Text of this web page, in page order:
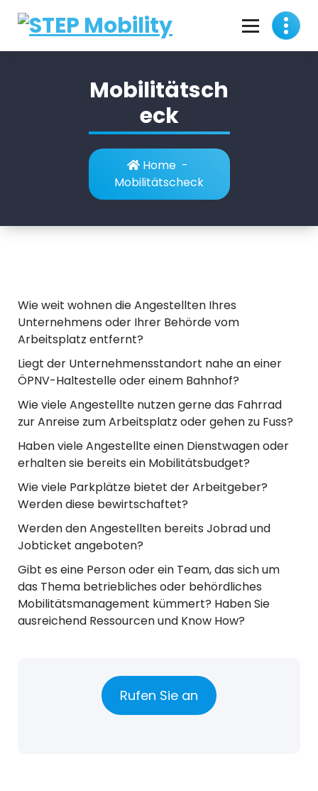
content
Mobilitätsch
eck
Home -
Mobilitätscheck
Wie weit wohnen die Angestellten Ihres
Unternehmens oder Ihrer Behörde vom
Arbeitsplatz entfernt?
Liegt der Unternehmensstandort nahe an einer
ÖPNV-Haltestelle oder einem Bahnhof?
Wie viele Angestellte nutzen gerne das Fahrrad
zur Anreise zum Arbeitsplatz oder gehen zu Fuss?
Haben viele Angestellte einen Dienstwagen oder
erhalten sie bereits ein Mobilitätsbudget?
Wie viele Parkplätze bietet der Arbeitgeber?
Werden diese bewirtschaftet?
Werden den Angestellten bereits Jobrad und
Jobticket angeboten?
Gibt es eine Person oder ein Team, das sich um
das Thema betriebliches oder behördliches
Mobilitätsmanagement kümmert? Haben Sie
ausreichend Ressourcen und Know How?
Rufen Sie an